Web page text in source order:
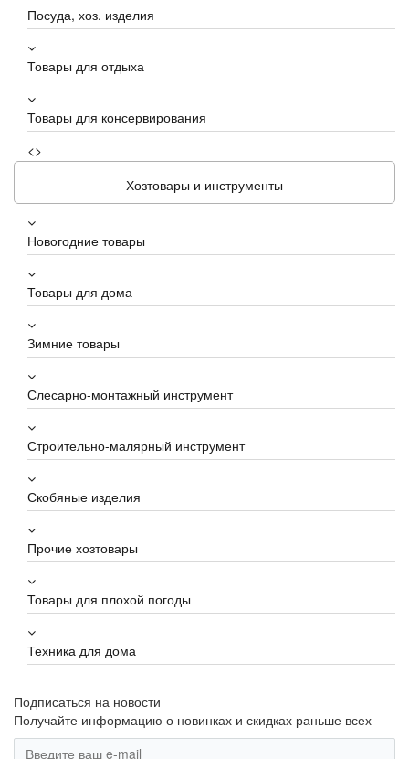
Посуда, хоз. изделия
Товары для отдыха
Товары для консервирования
<>
Хозтовары и инструменты
Новогодние товары
Товары для дома
Зимние товары
Слесарно-монтажный инструмент
Строительно-малярный инструмент
Скобяные изделия
Прочие хозтовары
Товары для плохой погоды
Техника для дома
Подписаться на новости
Получайте информацию о новинках и скидках раньше всех